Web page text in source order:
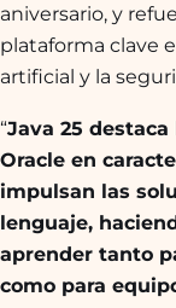
aniversario, y
plataforma clave
artificial y la
“Java 25
Oracle en
impulsan las
lenguaje,
aprender tanto
como para